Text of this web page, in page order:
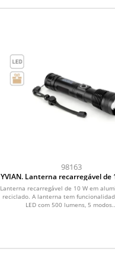
98163
YVIAN. Lanterna recarregável de
alumínio 100% reciclado
Lanterna recarregável de 10 W em
reciclado. A lanterna tem
LED com 500 lumens, 5